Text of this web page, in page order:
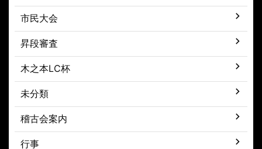
市民大会
昇段審査
木之本LC杯
未分類
稽古会案内
行事